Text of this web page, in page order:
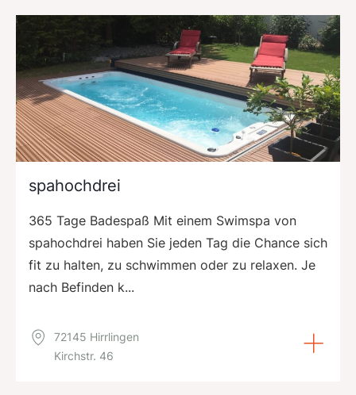
spahochdrei
365 Tage Badespaß Mit einem Swimspa von
spahochdrei haben Sie jeden Tag die Chance sich
fit zu halten, zu schwimmen oder zu relaxen. Je
nach Befinden k...
72145 Hirrlingen
Kirchstr. 46